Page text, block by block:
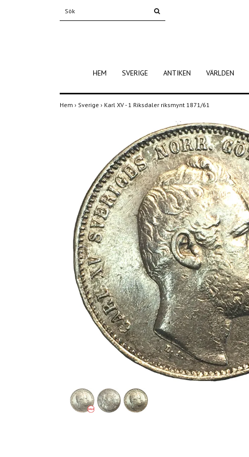
HEM SVERIGE ANTIKEN VÄRLDEN
Hem › Sverige › Karl XV - 1 Riksdaler riksmynt 1871/61